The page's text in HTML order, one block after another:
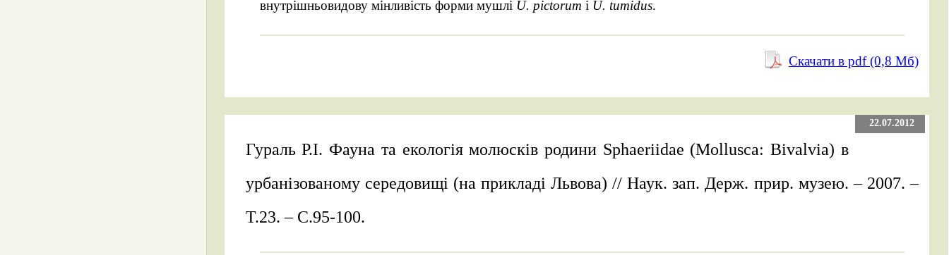
внутрішньовидову мінливість форми мушлі U. pictorum і U. tumidus.
Скачати в pdf (0,8 Mб)
22.07.2012
Гураль Р.І. Фауна та екологія молюсків родини Sphaeriidae (Mollusca: Bivalvia) в
урбанізованому середовищі (на прикладі Львова) // Наук. зап. Держ. прир. музею. – 2007. –
Т.23. – С.95-100.